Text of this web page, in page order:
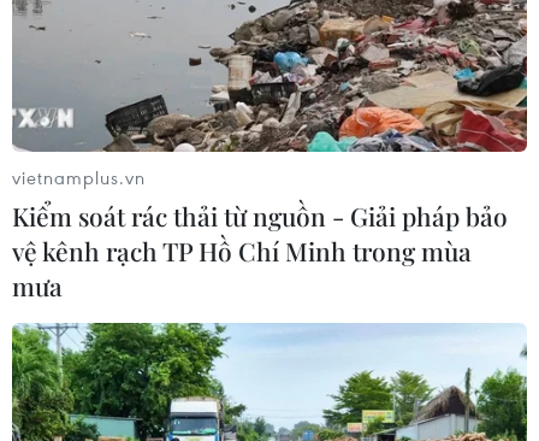
Chi phí hải quan sẽ "ngốn" của doanh
nghiệp Anh hàng tỷ bảng mỗi năm
11/09/2017 03:42
Các doanh nghiệp có thể sẽ mất thêm hơn 4 tỷ bảng
(5,28 tỷ USD) mỗi năm cho chi phí kê khai thuế hải quan
sau khi Anh rời khỏi Liên minh châu Âu (EU), hay còn
gọi là Brexit.
vietnamplus.vn
Kiểm soát rác thải từ nguồn - Giải pháp bảo
vệ kênh rạch TP Hồ Chí Minh trong mùa
mưa